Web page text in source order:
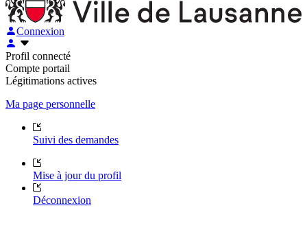
Connexion
Profil connecté
Compte portail
Légitimations actives
Ma page personnelle
Suivi des demandes
Mise à jour du profil
Déconnexion